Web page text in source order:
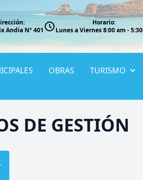
Andia Nº 401
Horario:
Lunes a Viernes 8:00 am -
OBRAS TURISMO
DE GESTIÓN